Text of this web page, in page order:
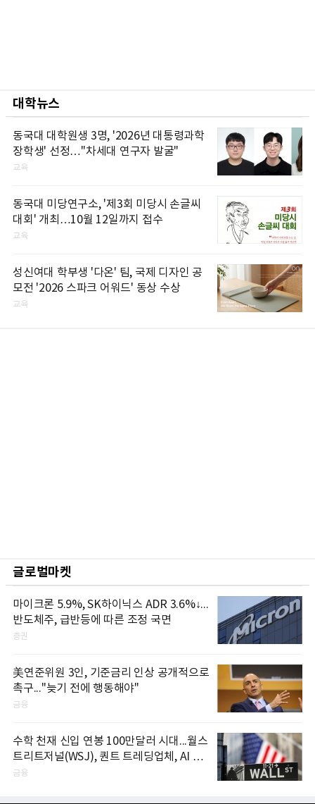
대학뉴스
동국대 대학원생 3명, '2026년 대통령과학
장학생' 선정…"차세대 연구자 발굴"
교육
동국대 미당연구소, '제3회 미당시 손글씨
대회' 개최…10월 12일까지 접수
교육
성신여대 학부생 '다온' 팀, 국제 디자인 공
모전 '2026 스파크 어워드' 동상 수상
교육
글로벌마켓
마이크론 5.9%, SK하이닉스 ADR 3.6%↓...
반도체주, 급반등에 따른 조정 국면
증권
美연준위원 3인, 기준금리 인상 공개적으로
촉구..."늦기 전에 행동해야"
금융
수학 천재 신입 연봉 100만달러 시대...월스
트리트저널(WSJ), 퀀트 트레딩업체, AI 기
업들 인재 확보 경쟁
금융